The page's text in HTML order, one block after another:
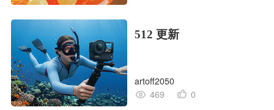
512 更新
artoff2050
469
0